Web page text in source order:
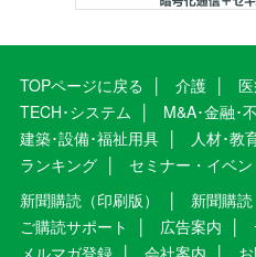
TOPページに戻る 介護
TECH･システム
M&A･金融･
建築･設備･福祉用具
人材･教
ランキング
セミナー・イベン
新聞購読（印刷版）
新聞購読
ご購読サポート
広告案内